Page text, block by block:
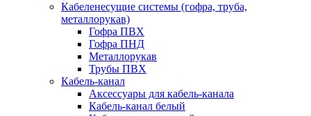
Кабеленесущие системы (гофра, труба,
металлорукав)
Гофра ПВХ
Гофра ПНД
Металлорукав
Трубы ПВХ
Кабель-канал
Аксессуары для кабель-канала
Кабель-канал белый